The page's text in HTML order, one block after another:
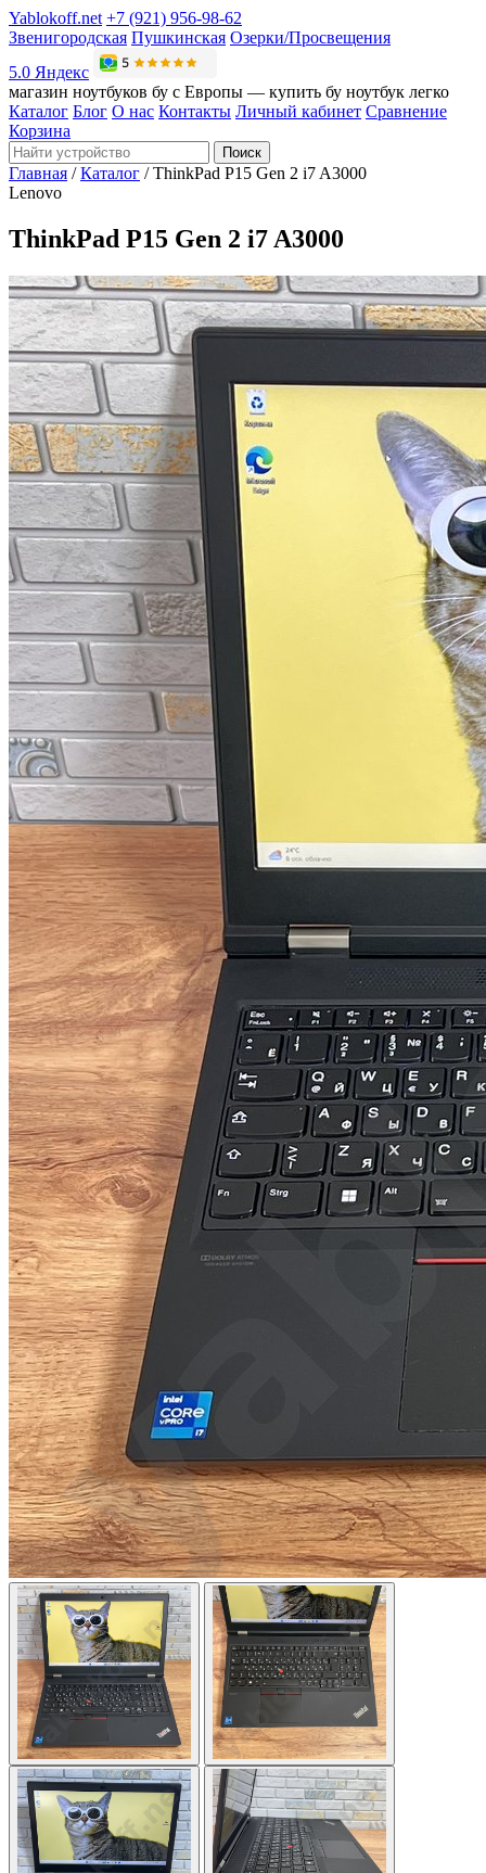
Yablokoff.net +7 (921) 956-98-62
Звенигородская Пушкинская Озерки/Просвещения
5.0 Яндекс
магазин ноутбуков бу с Европы — купить бу ноутбук легко
Каталог Блог О нас Контакты Личный кабинет Сравнение
Корзина
Поиск
Главная / Каталог / ThinkPad P15 Gen 2 i7 A3000
Lenovo
ThinkPad P15 Gen 2 i7 A3000